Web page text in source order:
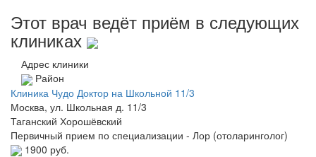
Этот врач ведёт приём в следующих
клиниках
Адрес клиники
Район
Клиника Чудо Доктор на Школьной 11/3
Москва, ул. Школьная д. 11/3
Таганский Хорошёвский
Первичный прием по специализации - Лор (отоларинголог)
1900 руб.